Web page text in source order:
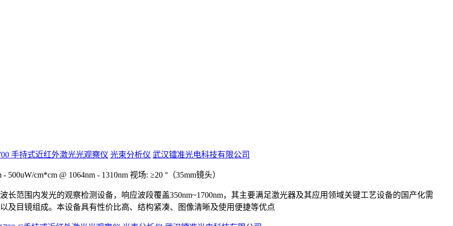
手持式近红外激光光观察仪 光束分析仪 武汉镭准光电科技有限公司
500uW/cm*cm @ 1064nm - 1310nm 视场: ≥20 °（35mm镜头）
范围内发光的观察检测设备，响应波段覆盖350nm~1700nm，其主要满足激光器及其应用领域关键工艺设备的国产化需
及目镜组成。本设备具有性价比高、结构紧凑、图像清晰及使用便捷等优点